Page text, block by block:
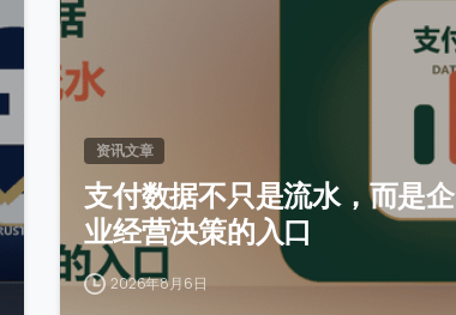
资讯文章
支付数据不只是流水，而是企
业经营决策的入口
2026年8月6日